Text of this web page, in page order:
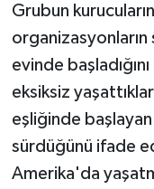
Grubun
evinde
eksiksiz
eşliğinde
sürdüğünü ifade
Amerika'da